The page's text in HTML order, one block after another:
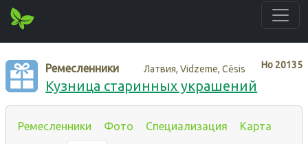
Нo 20135
Ремесленники Латвия, Vidzeme, Cēsis
Кузница старинных украшений
Ремесленники Фото Специализация Карта